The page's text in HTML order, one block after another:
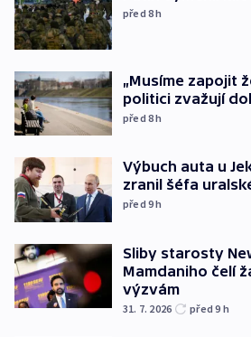
před 8h
„Musíme zapojit
politici zvažují
před 8h
Výbuch auta u
zranil šéfa
před 9h
Sliby starosty
Mamdaniho čelí
výzvám
31. 7. 2026 před 9 h